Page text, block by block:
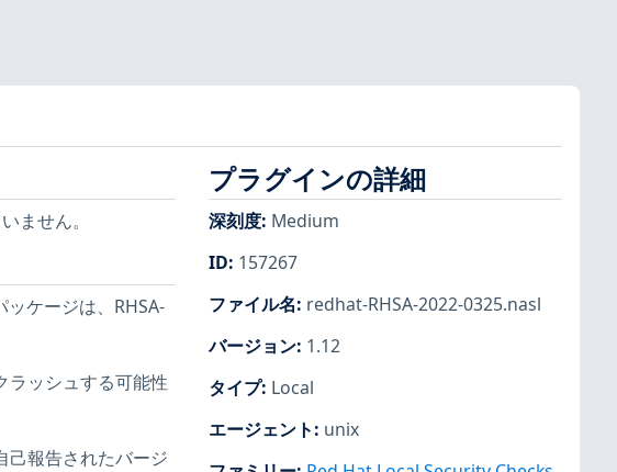
ません。
ケージは、RHSA-
ラッシュする可能性
己報告されたバージ
プラグインの詳細
深刻度: Medium
ID: 157267
ファイル名: redhat-RHSA-2022-0325.nasl
バージョン: 1.12
タイプ: Local
エージェント: unix